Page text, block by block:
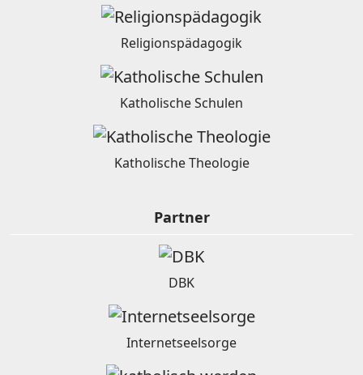
Religionspädagogik
Katholische Schulen
Katholische Theologie
Partner
DBK
Internetseelsorge